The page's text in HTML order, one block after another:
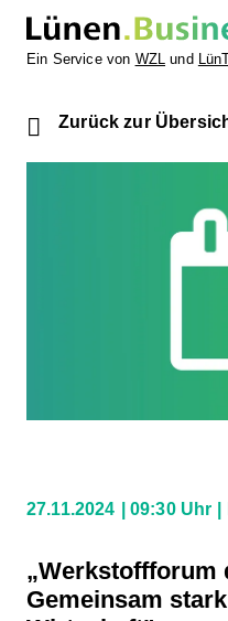
Ein Service von WZL und
Zurück zur
27.11.2024 09:30 Uhr
„Werkstoffforum
Gemeinsam